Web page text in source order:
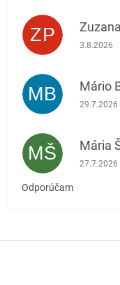
ZP 3.8.2026
MB Mário
29.7.2026
MŠ Mária
27.7.2026
Odporúčam